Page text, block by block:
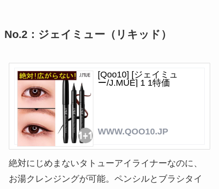
No.2：ジェイミュー（リキッド）
[Qoo10] [ジェイミュ
ー/J.MUE] 1 1特価
WWW.QOO10.JP
絶対にじめまないタトューアイライナーなのに、
お湯クレンジングが可能。ペンシルとブラシタイ